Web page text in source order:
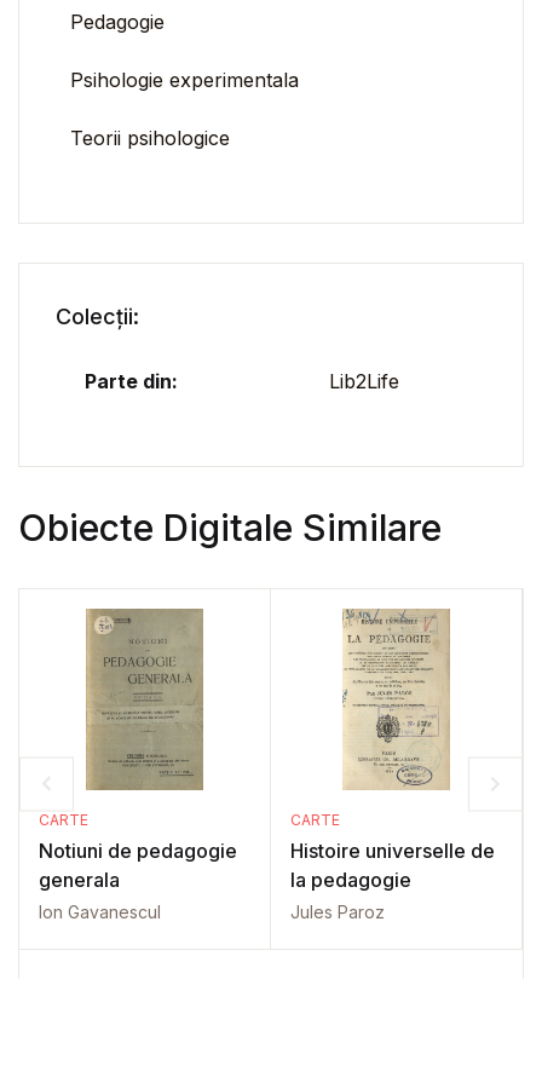
Pedagogie
Psihologie experimentala
Teorii psihologice
Colecții:
Parte din: Lib2Life
Obiecte Digitale Similare
CARTE
Notiuni de pedagogie
generala
Ion Gavanescul
CARTE
Histoire universelle de
la pedagogie
Jules Paroz